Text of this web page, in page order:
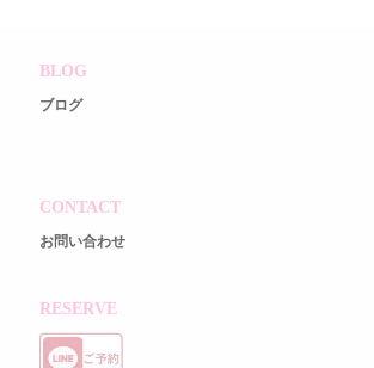
BLOG
ブログ
CONTACT
お問い合わせ
RESERVE